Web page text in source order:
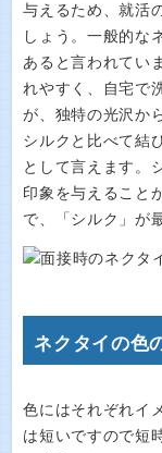
与えるため、就活
しょう。一般的な
あると言われてい
れやすく、自宅で
が、独特の光沢か
シルクと比べて結
として言えます。
印象を与えること
で、「シルク」が
ネクタイの色
色にはそれぞれイ
は短いですので短